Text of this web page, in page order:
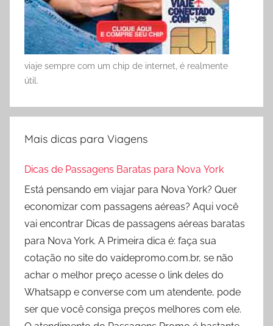
viaje sempre com um chip de internet, é realmente
útil.
Mais dicas para Viagens
Dicas de Passagens Baratas para Nova York
Está pensando em viajar para Nova York? Quer
economizar com passagens aéreas? Aqui você
vai encontrar Dicas de passagens aéreas baratas
para Nova York. A Primeira dica é: faça sua
cotação no site do vaidepromo.com.br, se não
achar o melhor preço acesse o link deles do
Whatsapp e converse com um atendente, pode
ser que você consiga preços melhores com ele.